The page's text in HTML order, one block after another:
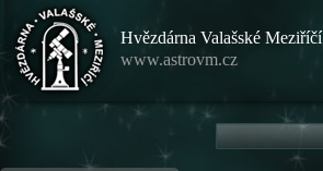
Hvězdárna Valašské Meziříčí
www.astrovm.cz